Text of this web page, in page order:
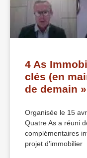
4 As
clés (en
de demain »
Organisée le 15
Quatre As a réuni
complémentaires
projet d’immobilier